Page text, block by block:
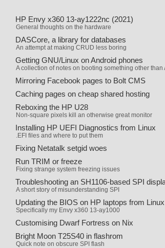
HP Envy x360 13-ay1222nc (2021)
General thoughts on the hardware
DASCore, a library for databases
An attempt at making CRUD less boring
Getting GNU/Linux on Android phones
A collection of notes on booting something other than
Mirroring Facebook pages to Bolt CMS
Caching pages on cheap shared hosting
Reboxing the HP U28
Non-square pixels kill an otherwise great monitor
Installing HP UEFI Diagnostics from Linux
.EFI files and where to put them
Fixing Netatalk setgid woes
Run TRIM or freeze
Fixing strange system freezing issues
Troubleshooting an SH1106-based SPI
A short story of misunderstanding SPI
Updating the BIOS on HP laptops from Linux
Specifically my Envy x360 13-ay1000
Customising Dwarf Fortress on Nix
Bright Moon T25S40 in flashrom
Quick note on obscure SPI flash